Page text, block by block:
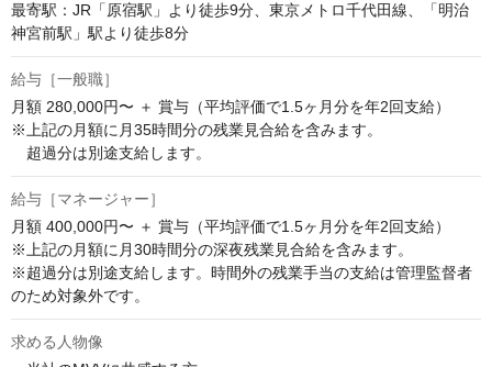
最寄駅：JR「原宿駅」より徒歩9分、東京メトロ千代田線、「明治
神宮前駅」駅より徒歩8分
給与［一般職］
月額 280,000円〜 ＋ 賞与（平均評価で1.5ヶ月分を年2回支給）
※上記の月額に月35時間分の残業見合給を含みます。
超過分は別途支給します。
給与［マネージャー］
月額 400,000円〜 ＋ 賞与（平均評価で1.5ヶ月分を年2回支給）
※上記の月額に月30時間分の深夜残業見合給を含みます。
※超過分は別途支給します。時間外の残業手当の支給は管理監督者
のため対象外です。
求める人物像